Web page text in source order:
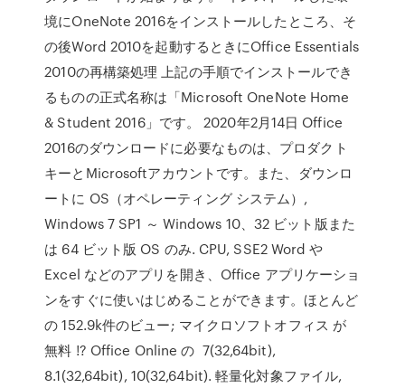
境にOneNote 2016をインストールしたところ、そ
の後Word 2010を起動するときにOffice Essentials
2010の再構築処理 上記の手順でインストールでき
るものの正式名称は「Microsoft OneNote Home
& Student 2016」です。 2020年2月14日 Office
2016のダウンロードに必要なものは、プロダクト
キーとMicrosoftアカウントです。また、ダウンロ
ートに OS（オペレーティング システム）,
Windows 7 SP1 ～ Windows 10、32 ビット版また
は 64 ビット版 OS のみ. CPU, SSE2 Word や
Excel などのアプリを開き、Office アプリケーショ
ンをすぐに使いはじめることができます。ほとんど
の 152.9k件のビュー; マイクロソフトオフィス が
無料 !? Office Online の 7(32,64bit),
8.1(32,64bit), 10(32,64bit). 軽量化対象ファイル,